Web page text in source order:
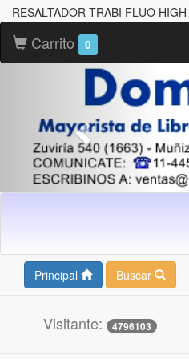
RESALTADOR TRABI FLUO
Carrito 0
Principal Buscar
Visitante: 4796103